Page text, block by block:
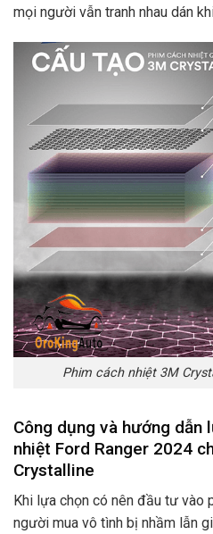
mọi người vẫn tranh nhau dán
Phim cách nhiệt 3M
Công dụng và hướng dẫn
nhiệt Ford Ranger 2024
Crystalline
Khi lựa chọn có nên đầu tư vào
người mua vô tình bị nhầm lẫn